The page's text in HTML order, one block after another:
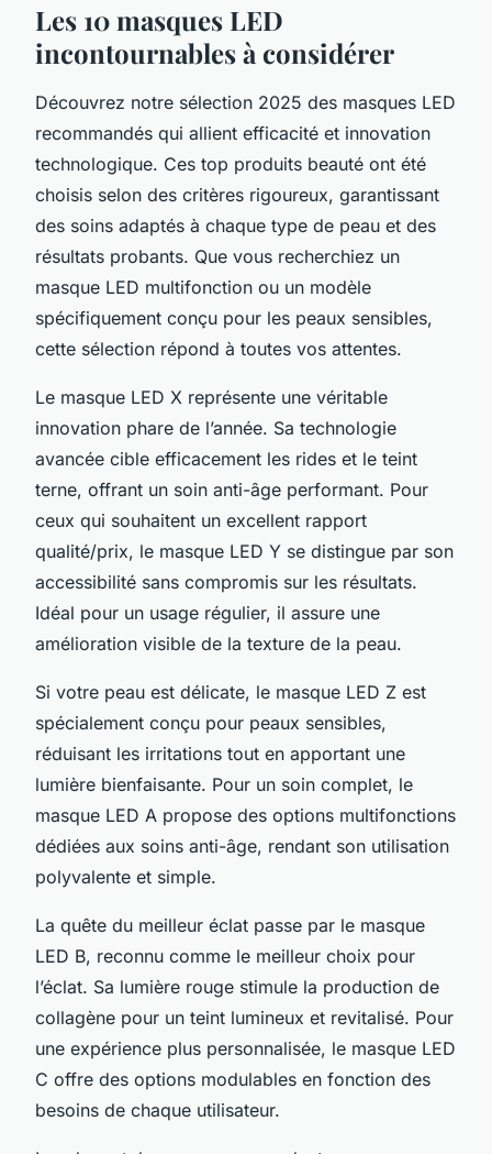
Les 10 masques LED
incontournables à considérer
Découvrez notre sélection 2025 des masques LED
recommandés qui allient efficacité et innovation
technologique. Ces top produits beauté ont été
choisis selon des critères rigoureux, garantissant
des soins adaptés à chaque type de peau et des
résultats probants. Que vous recherchiez un
masque LED multifonction ou un modèle
spécifiquement conçu pour les peaux sensibles,
cette sélection répond à toutes vos attentes.
Le masque LED X représente une véritable
innovation phare de l’année. Sa technologie
avancée cible efficacement les rides et le teint
terne, offrant un soin anti-âge performant. Pour
ceux qui souhaitent un excellent rapport
qualité/prix, le masque LED Y se distingue par son
accessibilité sans compromis sur les résultats.
Idéal pour un usage régulier, il assure une
amélioration visible de la texture de la peau.
Si votre peau est délicate, le masque LED Z est
spécialement conçu pour peaux sensibles,
réduisant les irritations tout en apportant une
lumière bienfaisante. Pour un soin complet, le
masque LED A propose des options multifonctions
dédiées aux soins anti-âge, rendant son utilisation
polyvalente et simple.
La quête du meilleur éclat passe par le masque
LED B, reconnu comme le meilleur choix pour
l’éclat. Sa lumière rouge stimule la production de
collagène pour un teint lumineux et revitalisé. Pour
une expérience plus personnalisée, le masque LED
C offre des options modulables en fonction des
besoins de chaque utilisateur.